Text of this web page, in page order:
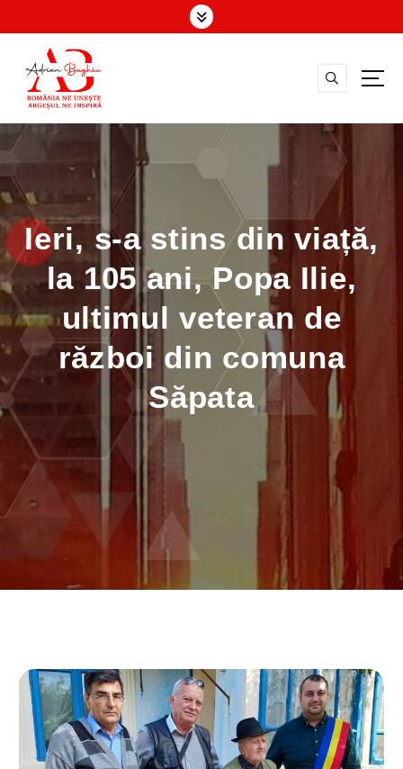
c
o
n
t
e
n
t
Ieri, s-a stins din viață,
la 105 ani, Popa Ilie,
ultimul veteran de
război din comuna
Săpata